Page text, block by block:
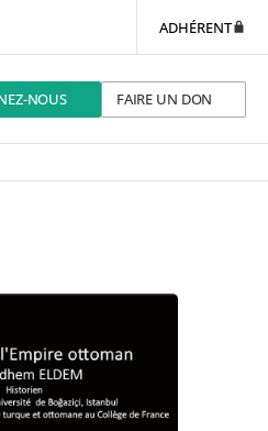
ADHÉRENT
NOUS FAIRE UN DON